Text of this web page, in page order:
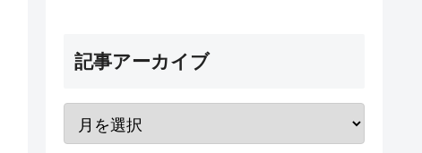
記事アーカイブ